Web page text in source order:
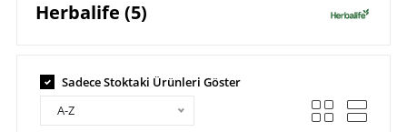
Herbalife (5)
Sadece Stoktaki Ürünleri Göster
A-Z